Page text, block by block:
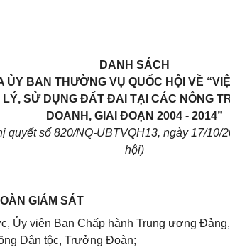
DANH SÁCH
ỦY BAN THƯỜNG VỤ QUỐC HỘI VỀ
SỬ DỤNG ĐẤT ĐAI TẠI CÁC NÔNG
DOANH, GIAI ĐOẠN 2004 - 2014”
quyết số 820/NQ-UBTVQH13, ngày 17/10/
hội)
GIÁM SÁT
Ủy viên Ban Chấp hành Trung ương
Dân tộc, Trưởng Đoàn;